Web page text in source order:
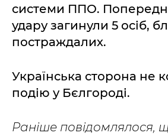
системи ППО.
удару загинули 5 осіб,
постраждалих.
Українська сторона не
подію у Бєлгороді.
Раніше повідомлялося,